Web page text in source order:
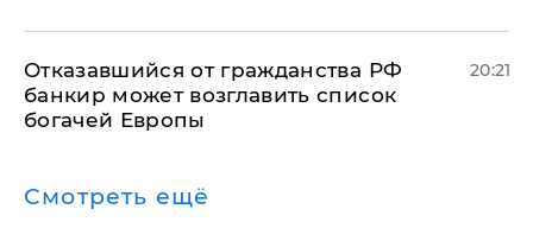
Отказавшийся от гражданства РФ
банкир может возглавить список
богачей Европы
20:21
Смотреть ещё